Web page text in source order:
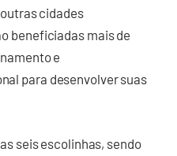
cidades
beneficiadas mais de
e
para desenvolver suas
seis escolinhas, sendo